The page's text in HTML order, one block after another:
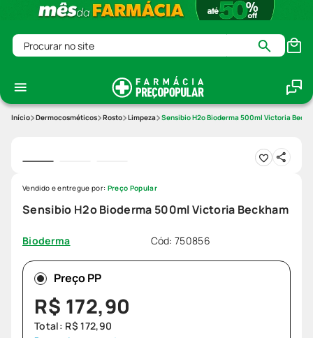
Procurar no site
Dermocosméticos Rosto Limpeza Sensibio H2o Bioderma 500ml Victoria
Sensibio H2o Bioderma 500ml Victoria Beckham
Bioderma Cód:750856
Vendido e entregue por: Preço Popular
Preço PP
R$ 172,90
Total: R$ 172,90